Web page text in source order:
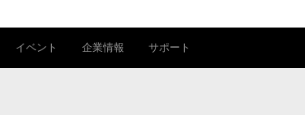
イベント 企業情報 サポート